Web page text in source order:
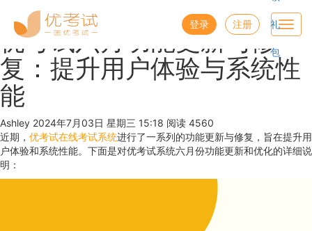
登录 注册 礼
包
优考试六月功能更新与修
复：提升用户体验与系统性
能
Ashley 2024年7月03日 星期三 15:18 阅读 4560
近期， 优考试在线考试系统进行了一系列的功能更新与修复，旨在提升用
户体验和系统性能。下面是对优考试系统六月份功能更新和优化的详细说
明：